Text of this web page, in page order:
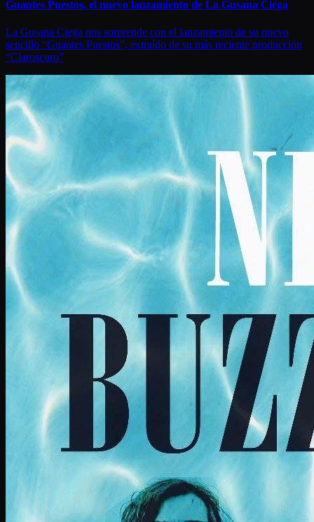
Guantes Puestos, el nuevo lanzamiento de La Gusana Ciega
La Gusana Ciega nos sorprende con el lanzamiento de su nuevo
sencillo “Guantes Puestos”, extraído de su más reciente producción
“Claroscuro”